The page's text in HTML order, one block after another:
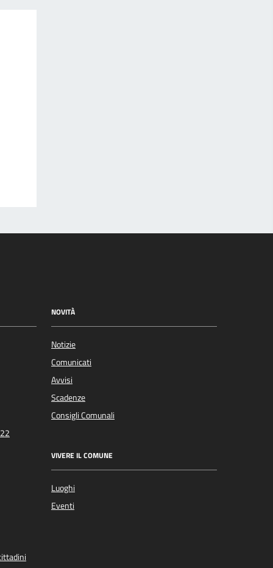
NOVITÀ
Notizie
Comunicati
Avvisi
Scadenze
Consigli Comunali
VIVERE IL COMUNE
Luoghi
Eventi